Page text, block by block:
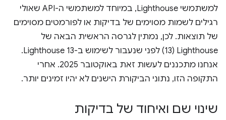
למשתמשי Lighthouse, במיוחד למשתמשי ה-API שאולי
רגילים לשמות מסוימים של בדיקות או לפורמטים מסוימים
של תוצאות. לכן, נמתין לגרסה הראשית הבאה של
Lighthouse‏ (13) לפני שנעבור לשימוש ב-Lighthouse 13.
אנחנו מתכננים לעשות זאת באוקטובר 2025. אחרי
התקופה הזו, נתוני הביקורת הישנים לא יהיו זמינים יותר.
שינוי שם ואיחוד של בדיקות